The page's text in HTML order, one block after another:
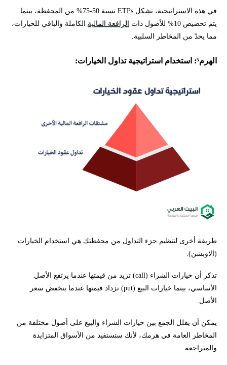
في هذه الاستراتيجية، تشكل ETPs نسبة 50-75% من المحفظة، بينما
يتم تخصيص 10% للأصول ذات
الرافعة المالية الكاملة والباقي للخيارات،
مما يحدّ من المخاطر السلبية.
الهرم⁵: استخدام استراتيجية تداول الخيارات:
طريقة أخرى لتنظيم جزء التداول من محفظتك هي استخدام الخيارات
(الاوبشن).
تذكر أن خيارات الشراء (call) تزيد من قيمتها عندما يرتفع الأصل
الأساسي، بينما خيارات البيع (put) تزداد قيمتها عندما ينخفض سعر
الأصل.
يمكن أن يقلل الجمع بين خيارات الشراء والبيع على أصول مختلفة من
المخاطر العامة في هرمك، لأنك ستستفيد من الأسواق المتزايدة
والمتراجعة.